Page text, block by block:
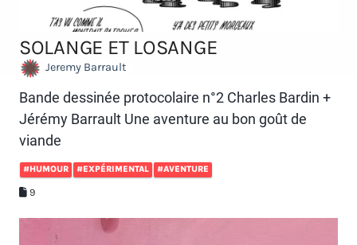
SOLANGE ET LOSANGE
Jeremy Barrault
Bande dessinée protocolaire n°2 Charles Bardin +
Jérémy Barrault Une aventure au bon goût de
viande
#HUMOUR #EXPÉRIMENTAL #AVENTURE
9